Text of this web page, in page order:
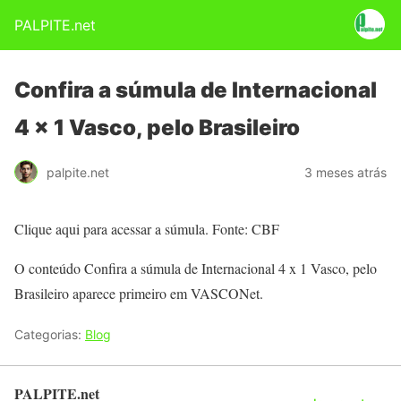
PALPITE.net
Confira a súmula de Internacional
4 x 1 Vasco, pelo Brasileiro
palpite.net 3 meses atrás
Clique aqui para acessar a súmula. Fonte: CBF
O conteúdo Confira a súmula de Internacional 4 x 1 Vasco, pelo
Brasileiro aparece primeiro em VASCONet.
Categorias: Blog
PALPITE.net